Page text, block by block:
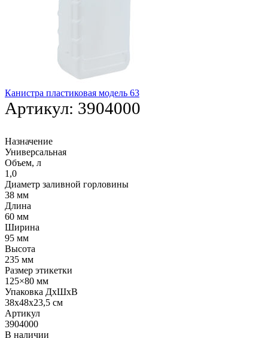
Канистра пластиковая модель 63
Артикул: 3904000
Назначение
Универсальная
Объем, л
1,0
Диаметр заливной горловины
38 мм
Длина
60 мм
Ширина
95 мм
Высота
235 мм
Размер этикетки
125×80 мм
Упаковка ДхШхВ
38х48х23,5 см
Артикул
3904000
В наличии